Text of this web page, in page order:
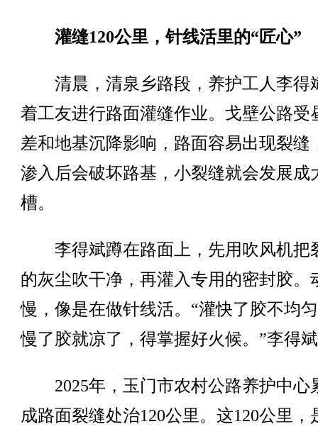
灌缝120公里，针线活里的“匠心”
清晨，清泉乡路段，养护工人李得
着工友进行路面灌缝作业。戈壁公路受
差和地基沉降影响，路面容易出现裂缝
渗入后会破坏路基，小裂缝就会发展成
槽。
李得斌蹲在路面上，先用吹风机把
的灰尘吹干净，再灌入专用的密封胶。
慢，像是在做针线活。“灌快了胶不均
慢了胶就凉了，得掌握好火候。”李得
2025年，玉门市农村公路养护中心
成路面裂缝处治120公里。这120公里，